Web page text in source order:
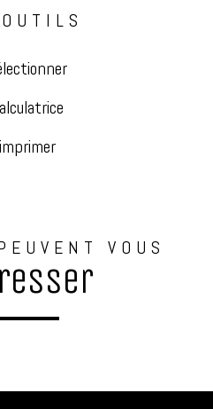
imprimer
VOUS